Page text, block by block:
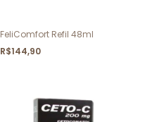
FeliComfort Refil 48ml
R$144,90